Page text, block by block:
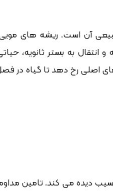
آن است. ریشه های مویی
به بستر ثانویه،
اصلی رخ دهد تا گیاه در